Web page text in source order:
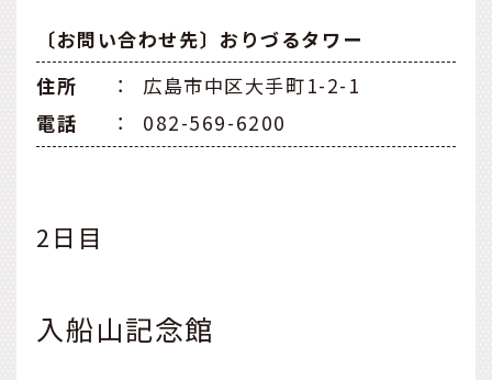
〔お問い合わせ先〕おりづるタワー
住所
：
広島市中区大手町1-2-1
電話
： 082-569-6200
2日目
入船山記念館